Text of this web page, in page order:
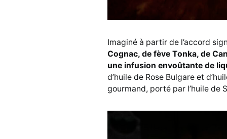
Imaginé à partir de l’accord
Cognac, de fève Tonka, de
une infusion envoûtante de
d’huile de Rose Bulgare et
gourmand, porté par l’huile de